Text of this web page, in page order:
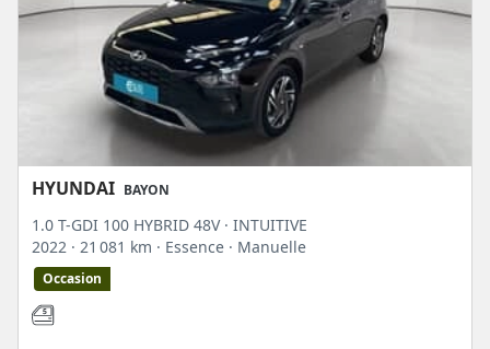
HYUNDAI BAYON
1.0 T-GDI 100 HYBRID 48V · INTUITIVE
2022 · 21 081 km · Essence · Manuelle
Occasion